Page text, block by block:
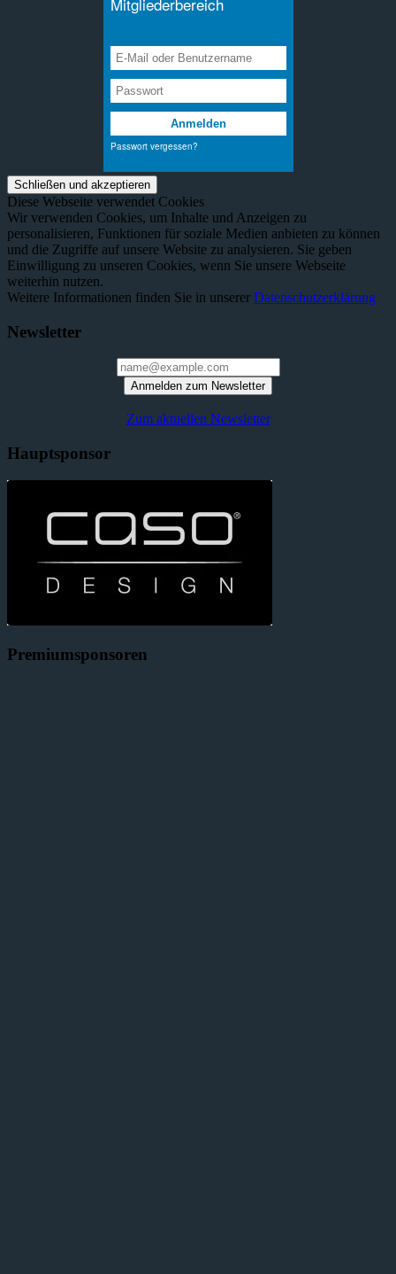
Diese Webseite verwendet Cookies
Wir verwenden Cookies, um Inhalte und Anzeigen zu
personalisieren, Funktionen für soziale Medien anbieten zu können
und die Zugriffe auf unsere Website zu analysieren. Sie geben
Einwilligung zu unseren Cookies, wenn Sie unsere Webseite
weiterhin nutzen.
Weitere Informationen finden Sie in unserer Datenschutzerklärung
Newsletter
Anmelden zum Newsletter
Zum aktuellen Newsletter
Hauptsponsor
Premiumsponsoren